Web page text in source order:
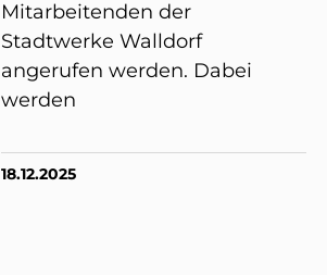
Mitarbeitenden der
Stadtwerke Walldorf
angerufen werden. Dabei
werden
18.12.2025